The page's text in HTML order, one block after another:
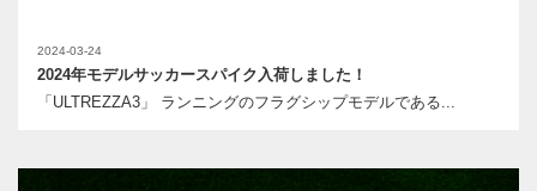
2024-03-24
2024年モデルサッカースパイク入荷しました！
「ULTREZZA3」 ランニングのフラグシップモデルである...